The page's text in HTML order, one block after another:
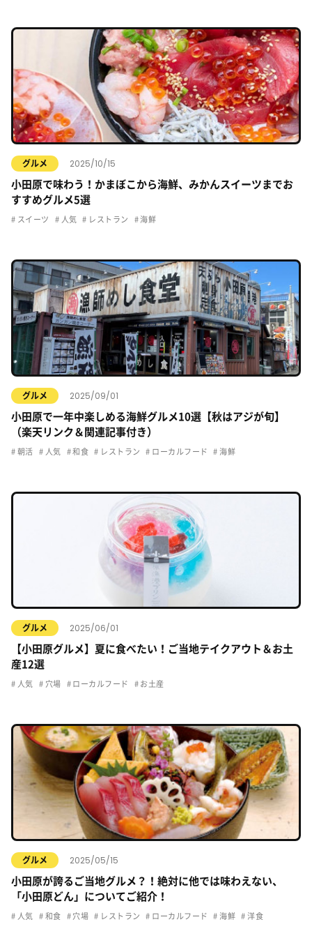
グルメ 2025/10/15
小田原で味わう！かまぼこから海鮮、みかんスイーツまでお
すすめグルメ5選
スイーツ 人気 レストラン 海鮮
グルメ 2025/09/01
小田原で一年中楽しめる海鮮グルメ10選【秋はアジが旬】
（楽天リンク＆関連記事付き）
朝活 人気 和食 レストラン ローカルフード 海鮮
グルメ 2025/06/01
【小田原グルメ】夏に食べたい！ご当地テイクアウト＆お土
産12選
人気 穴場 ローカルフード お土産
グルメ 2025/05/15
小田原が誇るご当地グルメ？！絶対に他では味わえない、
「小田原どん」についてご紹介！
人気 和食 穴場 レストラン ローカルフード 海鮮 洋食